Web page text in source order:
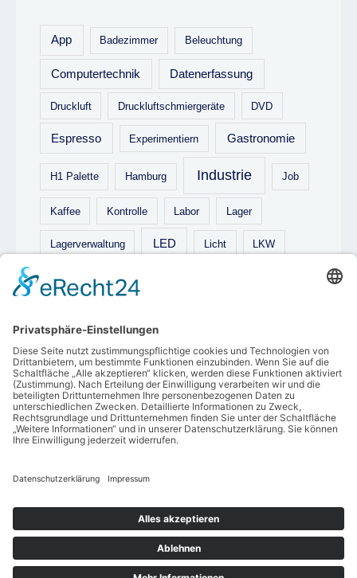
App Badezimmer Beleuchtung
Computertechnik Datenerfassung
Druckluft Druckluftschmiergeräte DVD
Espresso Experimentiern Gastronomie
H1 Palette Hamburg Industrie Job
Kaffee Kontrolle Labor Lager
Lagerverwaltung LED Licht LKW
Logistik Luxus
Renovieren Schulausstattung Technik
tischplatte Trampolin Treppe Treppen
trockeneis umzug Verpackung Video
Copyright © 2026 Technikstarter